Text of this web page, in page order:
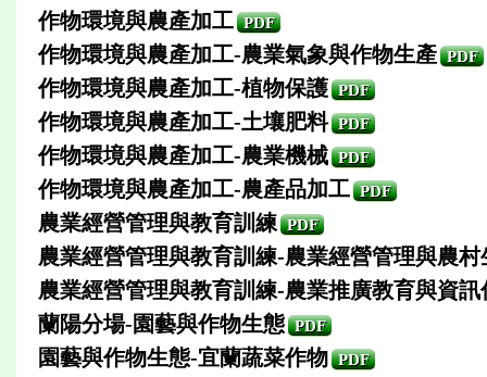
作物環境與農產加工 PDF
作物環境與農產加工-農業氣象與作物生產 PDF
作物環境與農產加工-植物保護 PDF
作物環境與農產加工-土壤肥料 PDF
作物環境與農產加工-農業機械 PDF
作物環境與農產加工-農產品加工 PDF
農業經營管理與教育訓練 PDF
農業經營管理與教育訓練-農業經營管理與農村
農業經營管理與教育訓練-農業推廣教育與資訊
蘭陽分場-園藝與作物生態 PDF
園藝與作物生態-宜蘭蔬菜作物 PDF